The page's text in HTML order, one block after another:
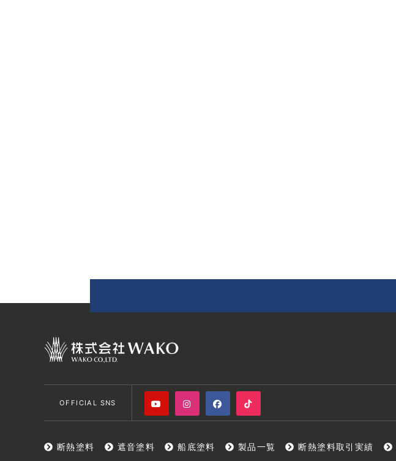
OFFICIAL SNS
断熱塗料 遮音塗料 船底塗料 製品一覧 断熱塗料取引実績